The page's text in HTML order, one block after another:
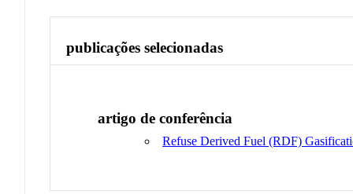
publicações selecionadas
artigo de conferência
Refuse Derived Fuel (RDF)